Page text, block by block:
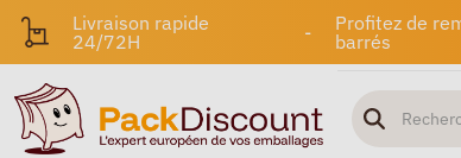
Livraison rapide
24/72H
-
Profitez de
barrés